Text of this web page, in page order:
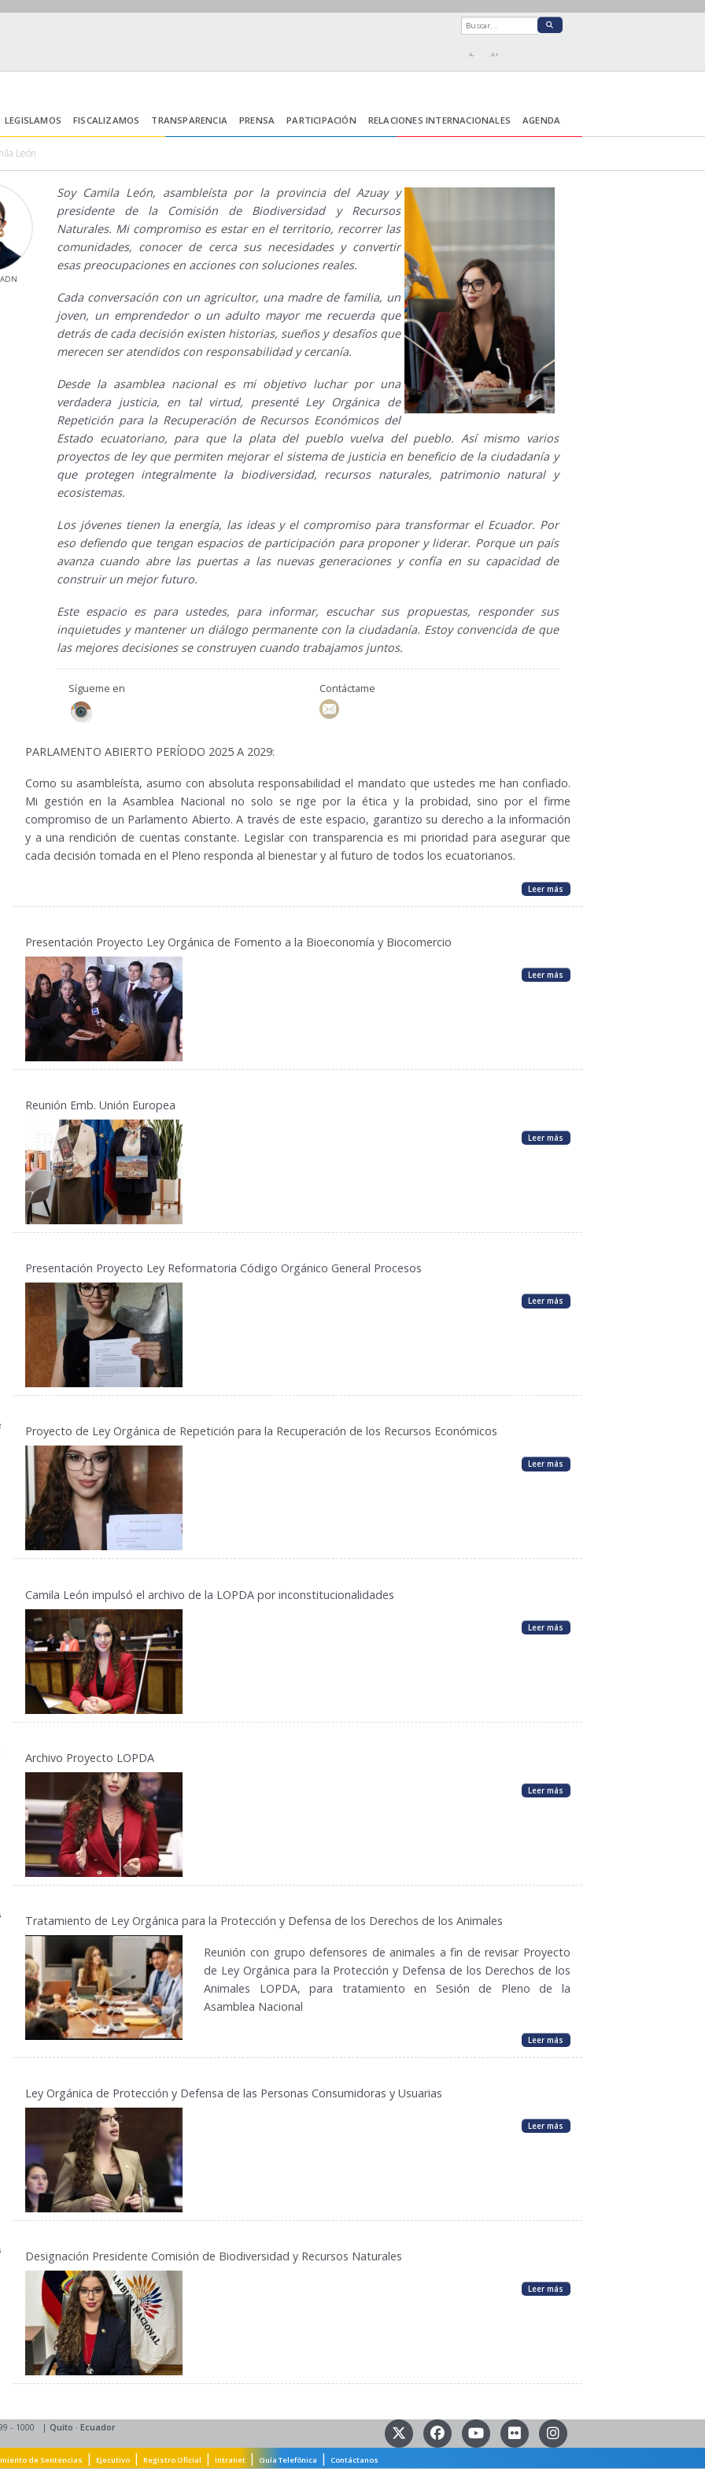
A- A+
LEGISLAMOS FISCALIZAMOS TRANSPARENCIA PRENSA PARTICIPACIÓN RELACIONES INTERNACIONALES AGENDA
León
Soy Camila León, asambleísta por la provincia del Azuay y
presidente de la Comisión de Biodiversidad y Recursos
Naturales. Mi compromiso es estar en el territorio, recorrer las
comunidades, conocer de cerca sus necesidades y convertir
esas preocupaciones en acciones con soluciones reales.
Cada conversación con un agricultor, una madre de familia, un
joven, un emprendedor o un adulto mayor me recuerda que
detrás de cada decisión existen historias, sueños y desafíos que
merecen ser atendidos con responsabilidad y cercanía.
Desde la asamblea nacional es mi objetivo luchar por una
verdadera justicia, en tal virtud, presenté Ley Orgánica de
Repetición para la Recuperación de Recursos Económicos del
Estado ecuatoriano, para que la plata del pueblo vuelva del pueblo. Así mismo varios
proyectos de ley que permiten mejorar el sistema de justicia en beneficio de la ciudadanía y
que protegen integralmente la biodiversidad, recursos naturales, patrimonio natural y
ecosistemas.
Los jóvenes tienen la energía, las ideas y el compromiso para transformar el Ecuador. Por
eso defiendo que tengan espacios de participación para proponer y liderar. Porque un país
avanza cuando abre las puertas a las nuevas generaciones y confía en su capacidad de
construir un mejor futuro.
Este espacio es para ustedes, para informar, escuchar sus propuestas, responder sus
inquietudes y mantener un diálogo permanente con la ciudadanía. Estoy convencida de que
las mejores decisiones se construyen cuando trabajamos juntos.
Sígueme en Contáctame
PARLAMENTO ABIERTO PERÍODO 2025 A 2029:
Como su asambleísta, asumo con absoluta responsabilidad el mandato que ustedes me han confiado.
Mi gestión en la Asamblea Nacional no solo se rige por la ética y la probidad, sino por el firme
compromiso de un Parlamento Abierto. A través de este espacio, garantizo su derecho a la información
y a una rendición de cuentas constante. Legislar con transparencia es mi prioridad para asegurar que
cada decisión tomada en el Pleno responda al bienestar y al futuro de todos los ecuatorianos.
Leer más
Presentación Proyecto Ley Orgánica de Fomento a la Bioeconomía y Biocomercio
Leer más
Reunión Emb. Unión Europea
Leer más
Presentación Proyecto Ley Reformatoria Código Orgánico General Procesos
Leer más
Proyecto de Ley Orgánica de Repetición para la Recuperación de los Recursos Económicos
Leer más
Camila León impulsó el archivo de la LOPDA por inconstitucionalidades
Leer más
Archivo Proyecto LOPDA
Leer más
Tratamiento de Ley Orgánica para la Protección y Defensa de los Derechos de los Animales
Reunión con grupo defensores de animales a fin de revisar Proyecto
de Ley Orgánica para la Protección y Defensa de los Derechos de los
Animales LOPDA, para tratamiento en Sesión de Pleno de la
Asamblea Nacional
Leer más
Ley Orgánica de Protección y Defensa de las Personas Consumidoras y Usuarias
Leer más
Designación Presidente Comisión de Biodiversidad y Recursos Naturales
Leer más
- 1000 | Quito · Ecuador
de Sentencias | Ejecutivo | Registro Oficial | Intranet | Guía Telefónica | Contáctanos